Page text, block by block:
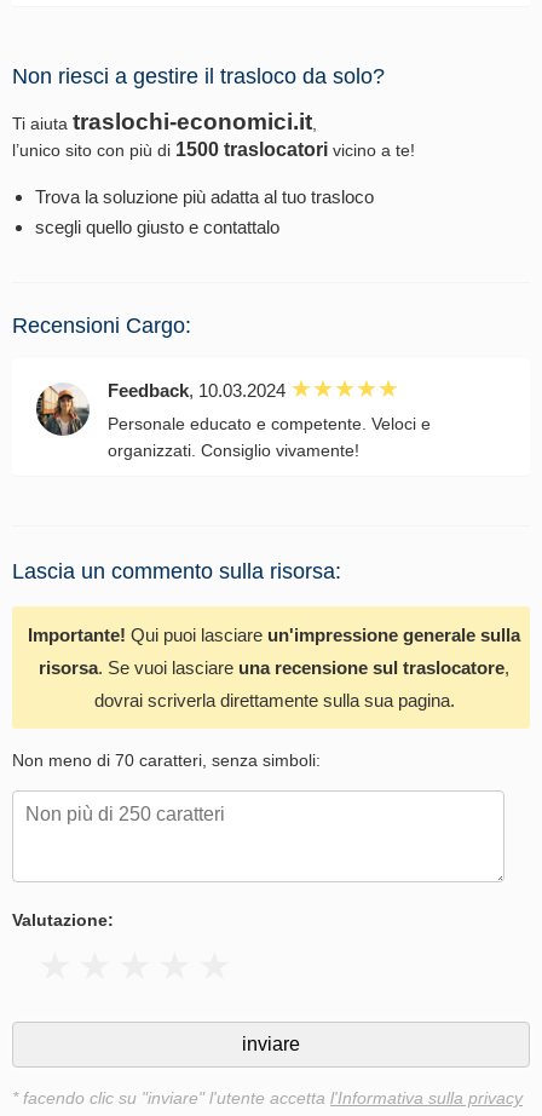
Non riesci a gestire il trasloco da solo?
Ti aiuta traslochi-economici.it
l’unico sito con più di 1500 traslocatori vicino a te!
Trova la soluzione più adatta al tuo trasloco
scegli quello giusto e contattalo
Recensioni Cargo:
Feedback, 10.03.2024
Personale educato e competente. Veloci e
organizzati. Consiglio vivamente!
Lascia un commento sulla risorsa:
Importante! Qui puoi lasciare un'impressione generale sulla
risorsa. Se vuoi lasciare una recensione sul traslocatore,
dovrai scriverla direttamente sulla sua pagina.
Non meno di 70 caratteri, senza simboli:
Valutazione:
* facendo clic su "inviare" l'utente accetta l'Informativa sulla privacy